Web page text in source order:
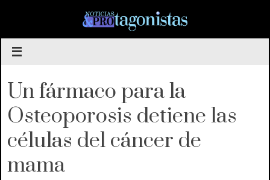
contenido
Un fármaco para la
Osteoporosis detiene las
células del cáncer de
mama